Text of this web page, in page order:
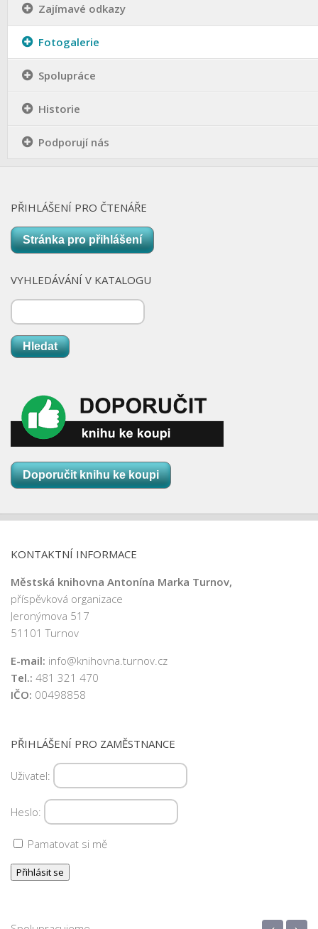
Zajímavé odkazy
Fotogalerie
Spolupráce
Historie
Podporují nás
PŘIHLÁŠENÍ PRO ČTENÁŘE
Stránka pro přihlášení
VYHLEDÁVÁNÍ V KATALOGU
Hledat
Doporučit knihu ke koupi
KONTAKTNÍ INFORMACE
Městská knihovna Antonína Marka Turnov,
příspěvková organizace
Jeronýmova 517
51101 Turnov
E-mail: info@knihovna.turnov.cz
Tel.: 481 321 470
IČO: 00498858
PŘIHLÁŠENÍ PRO ZAMĚSTNANCE
Uživatel:
Heslo:
Pamatovat si mě